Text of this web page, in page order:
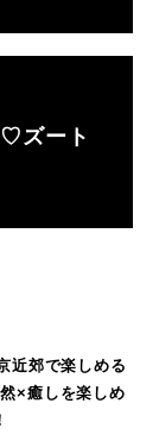
♡ズート
近郊で楽しめる
×癒しを楽しめ